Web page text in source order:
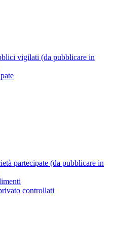
vigilati (da pubblicare in
partecipate (da pubblicare in
controllati